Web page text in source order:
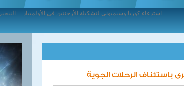
باستئناف الرحلات الجوية